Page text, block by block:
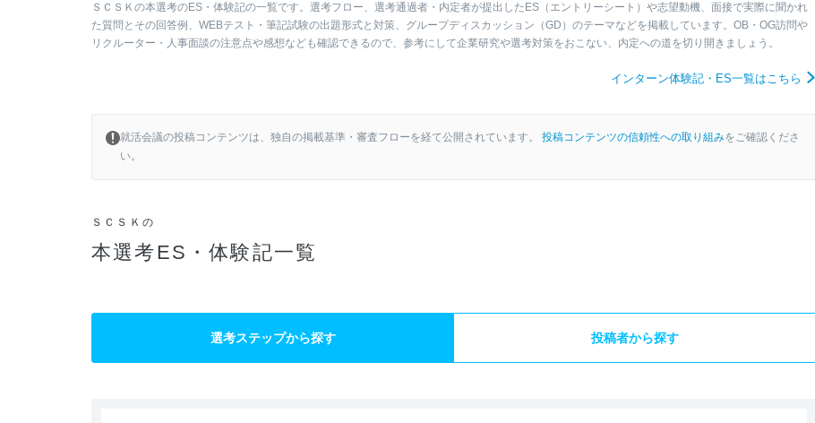
ＳＣＳＫの本選考のES・体験記の一覧です。選考フロー、選考通過者・内定者が提出したES（エントリーシート）や志望動機、面接で実際に聞かれ
た質問とその回答例、WEBテスト・筆記試験の出題形式と対策、グループディスカッション（GD）のテーマなどを掲載しています。OB・OG訪問や
リクルーター・人事面談の注意点や感想なども確認できるので、参考にして企業研究や選考対策をおこない、内定への道を切り開きましょう。
インターン体験記・ES一覧はこちら
就活会議の投稿コンテンツは、独自の掲載基準・審査フローを経て公開されています。 投稿コンテンツの信頼性への取り組みをご確認くださ
い。
ＳＣＳＫの
本選考ES・体験記一覧
選考ステップから探す 投稿者から探す